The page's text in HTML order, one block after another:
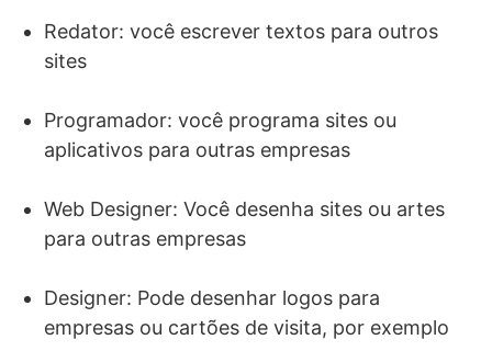
Redator: você escrever textos para outros
sites
Programador: você programa sites ou
aplicativos para outras empresas
Web Designer: Você desenha sites ou artes
para outras empresas
Designer: Pode desenhar logos para
empresas ou cartões de visita, por exemplo